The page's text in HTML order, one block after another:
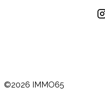
©2026 IMMO65